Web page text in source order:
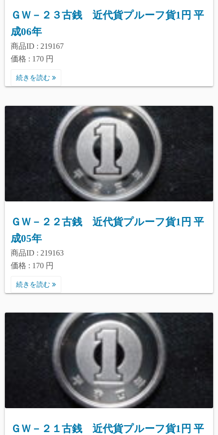
ＧＷ－２３古銭 近代貨プルーフ貨1円 平
成06年
商品ID : 219167
価格 : 170 円
続きを読む
ＧＷ－２２古銭 近代貨プルーフ貨1円 平
成05年
商品ID : 219163
価格 : 170 円
続きを読む
ＧＷ－２１古銭 近代貨プルーフ貨1円 平